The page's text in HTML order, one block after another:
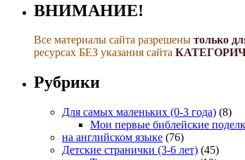
ВНИМАНИЕ!
Все материалы сайта разрешены только
ресурсах БЕЗ указания сайта
Рубрики
Для самых маленьких (0-3 года) (8)
Мои первые библейские
на английском языке (76)
Детские странички (3-6 лет) (45)